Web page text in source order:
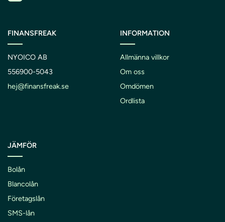
FINANSFREAK
NYOICO AB
556900-5043
hej@finansfreak.se
INFORMATION
Allmänna villkor
Om oss
Omdömen
Ordlista
JÄMFÖR
Bolån
Blancolån
Företagslån
SMS-lån